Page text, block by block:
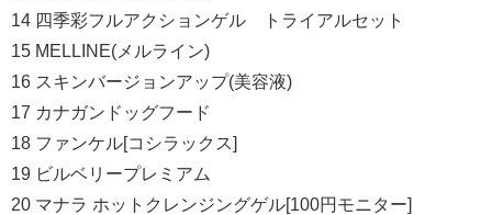
14 四季彩フルアクションゲル トライアルセット
15 MELLINE(メルライン)
16 スキンバージョンアップ(美容液)
17 カナガンドッグフード
18 ファンケル[コシラックス]
19 ビルベリープレミアム
20 マナラ ホットクレンジングゲル[100円モニター]